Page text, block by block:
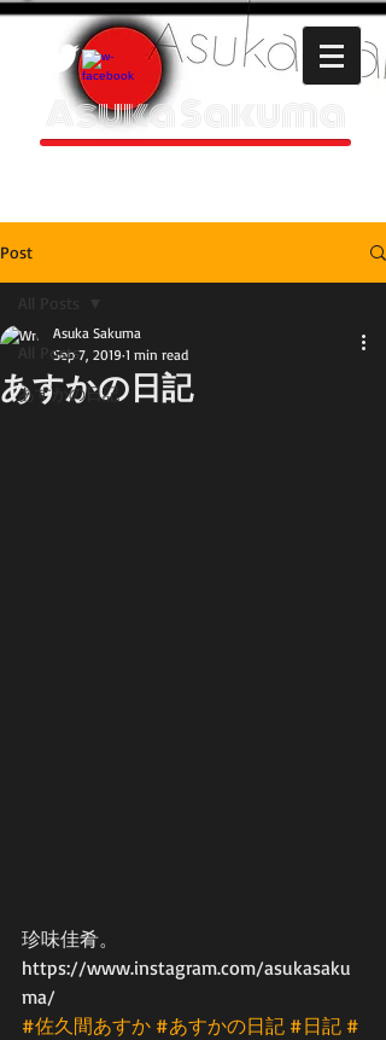
Asuka Sakuma
HOMEPAGE
Post
All Posts
あすかの日記
あすかの日記
Asuka Sakuma
Sep 7, 2019 1 min read
珍味佳肴。
https://www.instagram.com/asukasaku
ma/
#佐久間あすか #あすかの日記 #日記 #